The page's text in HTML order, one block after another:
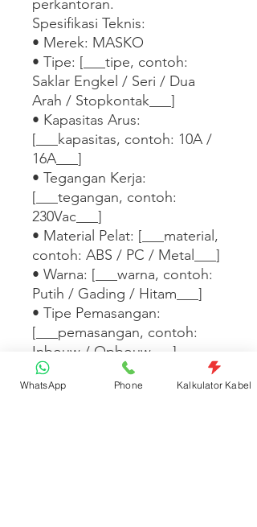
perkantoran.
Spesifikasi Teknis:
• Merek: MASKO
• Tipe: [___tipe, contoh:
Saklar Engkel / Seri / Dua
Arah / Stopkontak___]
• Kapasitas Arus:
[___kapasitas, contoh: 10A /
16A___]
• Tegangan Kerja:
[___tegangan, contoh:
230Vac___]
• Material Pelat: [___material,
contoh: ABS / PC / Metal___]
• Warna: [___warna, contoh:
Putih / Gading / Hitam___]
• Tipe Pemasangan:
[___pemasangan, contoh:
Inbouw / Opbouw___]
• Standar: [___standar,
contoh: SNI / IEC 60669___]
WhatsApp Phone Kalkulator Kabel